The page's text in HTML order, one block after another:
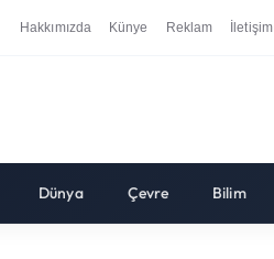
Hakkımızda Künye Reklam İletişim
Dünya Çevre Bilim